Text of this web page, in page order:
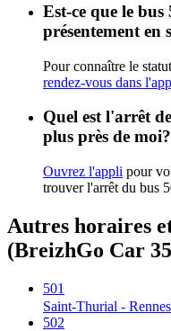
Est-ce que le
présentement en
Pour connaître le
rendez-vous dans
Quel est l'arrêt
plus près de moi?
Ouvrez l'appli pour
trouver l'arrêt du bus
Autres horaires
(BreizhGo Car
501
Saint-Thurial - Rennes
502